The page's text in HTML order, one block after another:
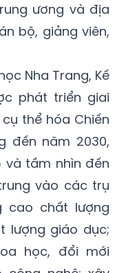
ương và địa
bộ, giảng viên,
Nha Trang, Kế
phát triển giai
thể hóa Chiến
đến năm 2030,
và tầm nhìn đến
vào các trụ
cao chất lượng
lượng giáo dục;
học, đổi mới